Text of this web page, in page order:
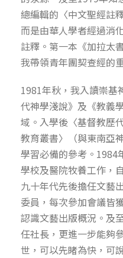
總編輯的〈中文聖經註
而是由華人學者經過消
註釋。第一本《加拉
我帶領青年團契查經的
1981年秋，我入讀崇基
代神學淺說》及《教義
域。入學後〈基督教歷
教育叢書〉（與東南亞
學習必備的參考。1984
學校及醫院牧養工作，
九十年代先後擔任文藝
委員，每次參加會議皆
認識文藝出版概況。及
任社長，更進一步能夠
世，可以先睹為快，可